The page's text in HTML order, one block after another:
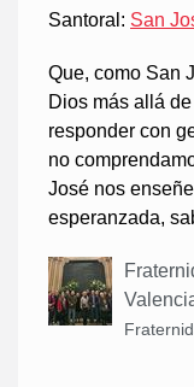
Santoral: San
Que, como San
Dios más allá
responder con
no
José nos
esperanzada,